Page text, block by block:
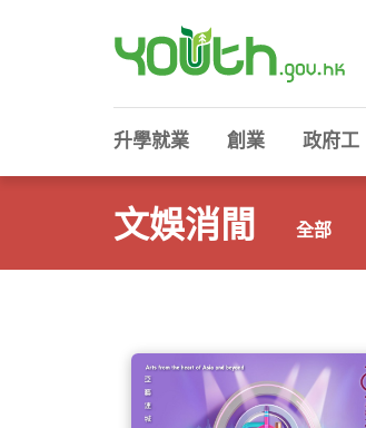
升學就業 創業 政府工
文娛消閒 全部